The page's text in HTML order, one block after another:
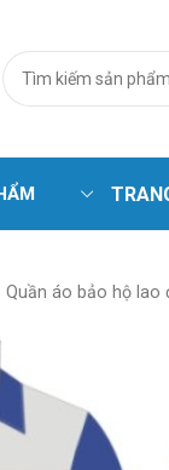
Áo
Bộ
Quần áo bảo hộ lao